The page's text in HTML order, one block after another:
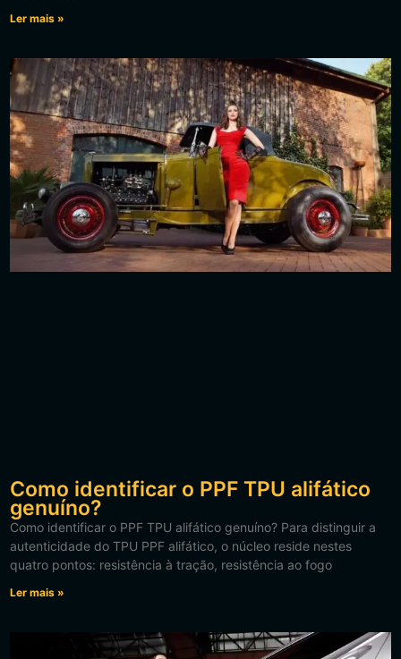
Ler mais »
Como identificar o PPF TPU alifático
genuíno?
Como identificar o PPF TPU alifático genuíno? Para distinguir a
autenticidade do TPU PPF alifático, o núcleo reside nestes
quatro pontos: resistência à tração, resistência ao fogo
Ler mais »